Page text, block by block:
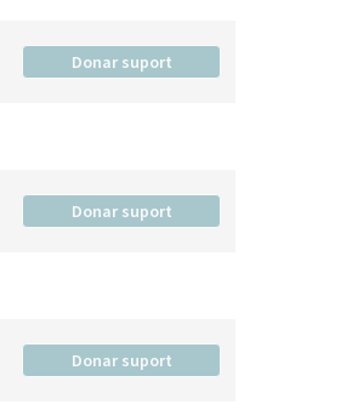
Donar suport
Donar suport
Donar suport